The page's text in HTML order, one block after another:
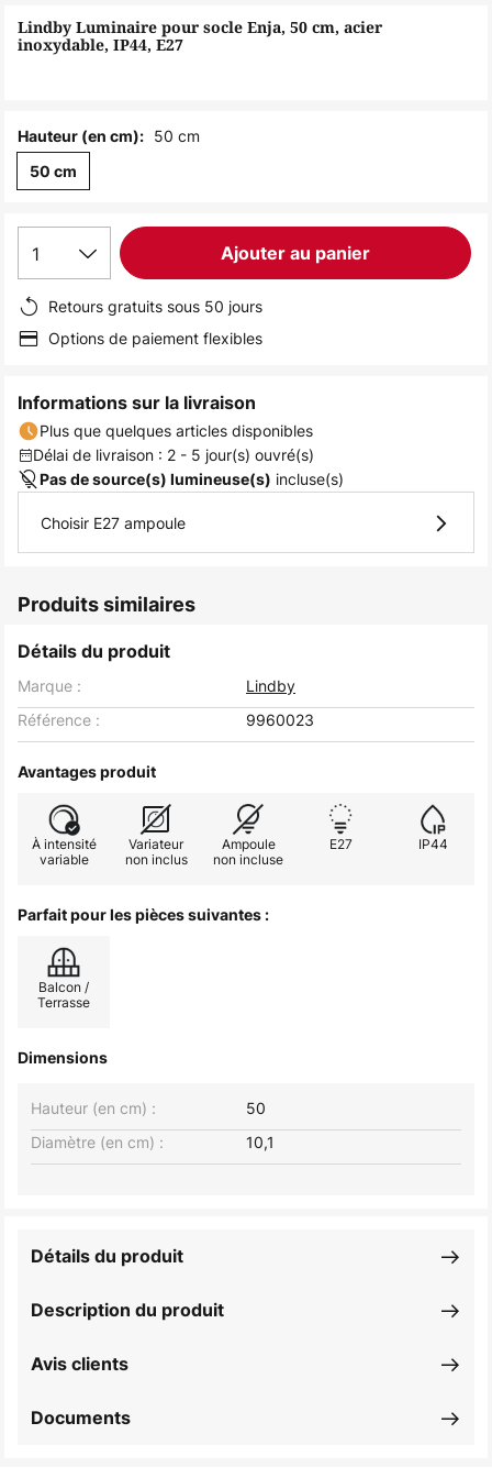
the
images
Lindby Luminaire pour socle Enja, 50 cm, acier
inoxydable, IP44, E27
Hauteur (en cm): 50 cm
50 cm
1 Ajouter au panier
Retours gratuits sous 50 jours
Options de paiement flexibles
Informations sur la livraison
Plus que quelques articles disponibles
Délai de livraison : 2 - 5 jour(s) ouvré(s)
Pas de source(s) lumineuse(s) incluse(s)
Choisir E27 ampoule
Produits similaires
Détails du produit
Marque :
Lindby
Référence :
9960023
Avantages produit
À intensité
variable
Variateur
non inclus
Ampoule
non incluse
E27 IP44
Parfait pour les pièces suivantes :
Balcon /
Terrasse
Dimensions
Hauteur (en cm) :
50
Diamètre (en cm) :
10,1
Description du produit
Détails du produit
Avis clients
Documents